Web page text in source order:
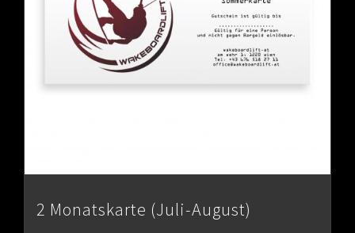
2 Monatskarte (Juli-August)